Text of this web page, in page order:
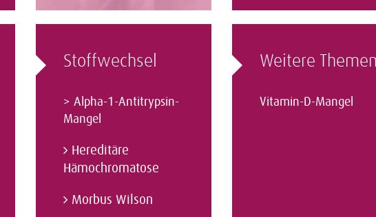
Stoffwechsel
> Alpha-1-Antitrypsin-
Mangel
Hereditäre
Hämochromatose
Morbus Wilson
Weitere
Vitamin-D-Mangel